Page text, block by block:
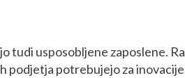
usposobljene zaposlene.
podjetja potrebujejo za